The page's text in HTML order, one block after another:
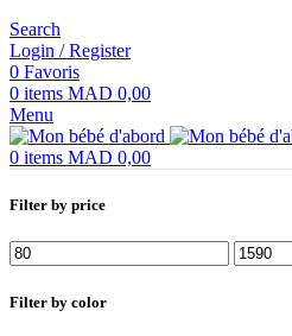
Search
Login / Register
0 Favoris
0 items MAD 0,00
Menu
0 items MAD 0,00
Filter by price
Prix
min
Prix
max
Filter by color